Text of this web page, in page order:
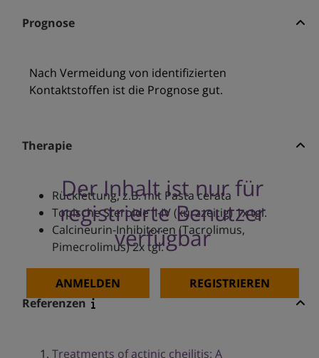
Prognose
Nach Vermeidung von identifizierten
Kontaktstoffen ist die Prognose gut.
Therapie
Der Inhalt ist nur für
registrierte Benutzer
verfügbar
ANMELDEN REGISTRIEREN
Rückfettung, z.B. mit Pasta cerata
Topische Steroide II-IV (kurzzeitig) 1x tgl.
Calcineurin-Inhibitoren (Tacrolimus,
Pimecrolimus) 2x tgl.
Referenzen
Treatments of actinic cheilitis: A